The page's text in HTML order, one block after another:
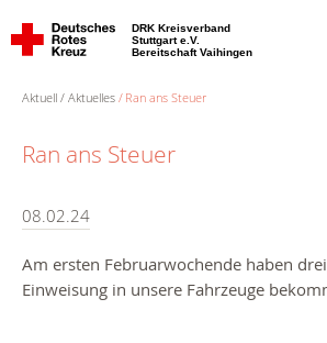
DRK Kreisverband
Stuttgart e.V.
Bereitschaft Vaihingen
Aktuell Aktuelles Ran ans Steuer
Ran ans Steuer
08.02.24
Am ersten Februarwochende haben
Einweisung in unsere Fahrzeuge